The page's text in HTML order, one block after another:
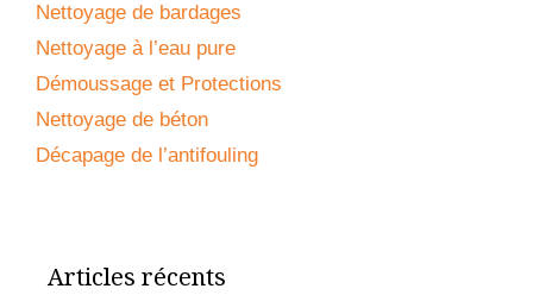
Nettoyage de bardages
Nettoyage à l’eau pure
Démoussage et Protections
Nettoyage de béton
Décapage de l’antifouling
Articles récents